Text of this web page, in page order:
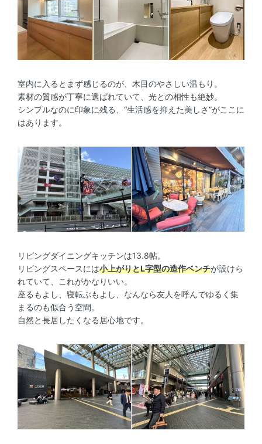
室内に入るとまず感じるのが、木目のやさしい温もり。
素材の質感が丁寧に選ばれていて、光との相性も絶妙。
シンプルなのに印象に残る、“生活感を抑えた美しさ”がここに
はあります。
リビングダイニングキッチンは13.8帖。
リビングスペースには小上がりとL字型の造作ベンチが設けら
れていて、これがかなりいい。
座るもよし、寝転ぶもよし、なんなら友人を呼んでゆるく集
まるのも似合う空間。
自然と長居したくなる居心地です。